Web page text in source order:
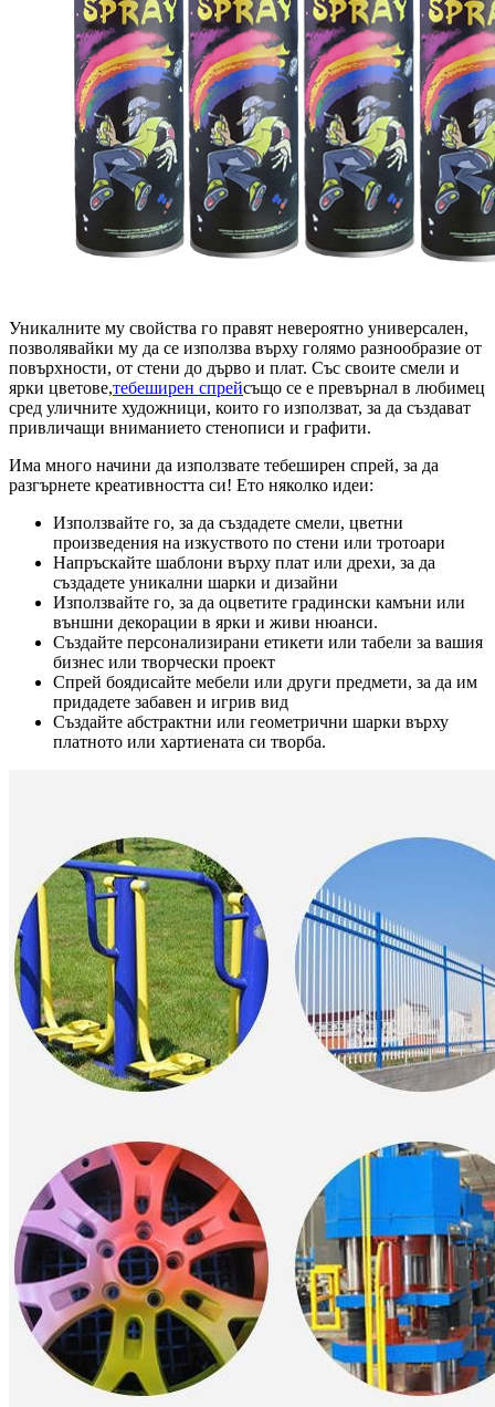
Уникалните му свойства го правят невероятно универсален,
позволявайки му да се използва върху голямо разнообразие от
повърхности, от стени до дърво и плат. Със своите смели и
ярки цветове,тебеширен спрейсъщо се е превърнал в любимец
сред уличните художници, които го използват, за да създават
привличащи вниманието стенописи и графити.
Има много начини да използвате тебеширен спрей, за да
разгърнете креативността си! Ето няколко идеи:
Използвайте го, за да създадете смели, цветни
произведения на изкуството по стени или тротоари
Напръскайте шаблони върху плат или дрехи, за да
създадете уникални шарки и дизайни
Използвайте го, за да оцветите градински камъни или
външни декорации в ярки и живи нюанси.
Създайте персонализирани етикети или табели за вашия
бизнес или творчески проект
Спрей боядисайте мебели или други предмети, за да им
придадете забавен и игрив вид
Създайте абстрактни или геометрични шарки върху
платното или хартиената си творба.